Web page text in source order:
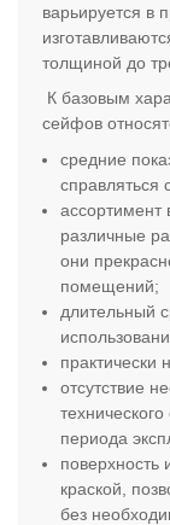
варьируется в
толщиной до
К базовым
сейфов
средние
справляться
различные
они
помещений;
длительный
практически
отсутствие
периода
поверхность
краской,
без